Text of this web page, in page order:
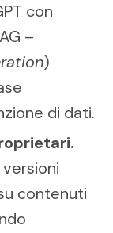
con
–
)
di dati.
contenuti